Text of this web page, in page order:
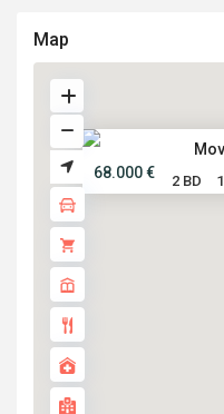
Map
68.000 €
2 BD